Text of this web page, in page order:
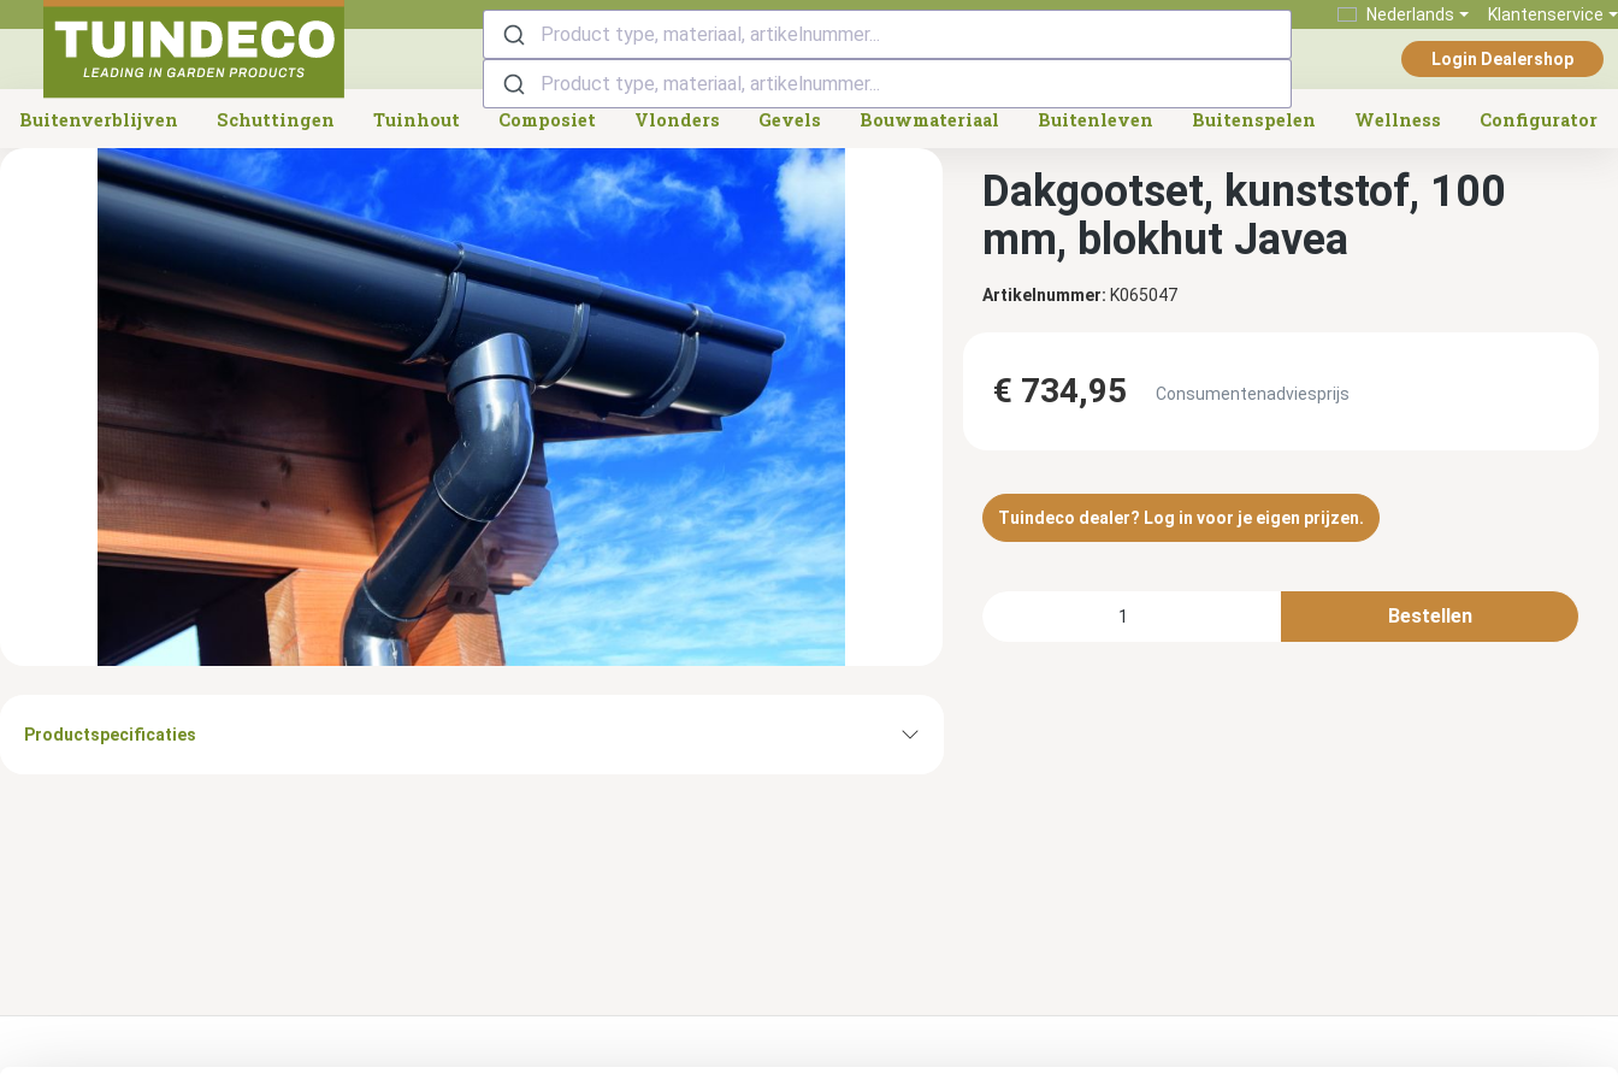
search Skip to main navigation
Nederlands Klantenservice
Product type, materiaal, artikelnummer...
Login Dealershop
Buitenverblijven Schuttingen Tuinhout Composiet Vlonders Gevels Bouwmateriaal Buitenleven Buitenspelen Wellness Configurator
Productspecificaties
Dakgootset, kunststof, 100
mm, blokhut Javea
Artikelnummer: K065047
€ 734,95 Consumentenadviesprijs
Tuindeco dealer? Log in voor je eigen prijzen.
Bestellen